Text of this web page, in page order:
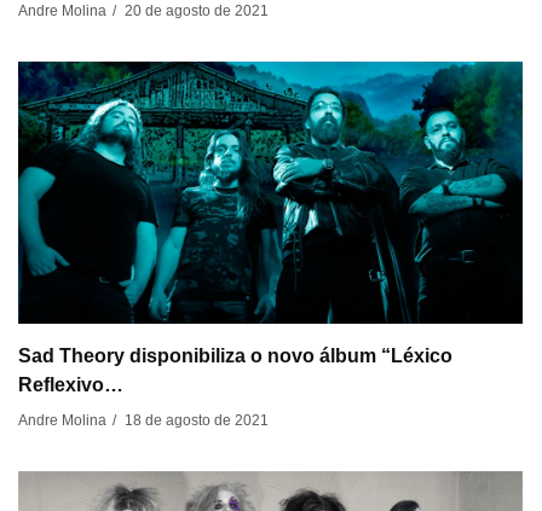
Andre Molina / 20 de agosto de 2021
Sad Theory disponibiliza o novo álbum “Léxico
Reflexivo…
Andre Molina / 18 de agosto de 2021